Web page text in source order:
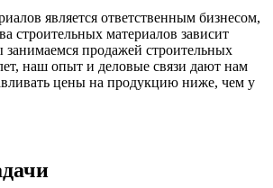
является ответственным бизнесом,
строительных материалов зависит
продажей строительных
наш опыт и деловые связи дают нам
цены на продукцию ниже, чем у